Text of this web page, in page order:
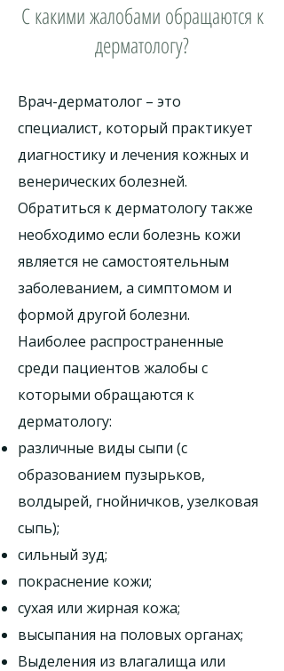
С какими жалобами обращаются к
дерматологу?
Врач-дерматолог – это
специалист, который практикует
диагностику и лечения кожных и
венерических болезней.
Обратиться к дерматологу также
необходимо если болезнь кожи
является не самостоятельным
заболеванием, а симптомом и
формой другой болезни.
Наиболее распространенные
среди пациентов жалобы с
которыми обращаются к
дерматологу:
различные виды сыпи (с
образованием пузырьков,
волдырей, гнойничков, узелковая
сыпь);
сильный зуд;
покраснение кожи;
сухая или жирная кожа;
высыпания на половых органах;
Выделения из влагалища или